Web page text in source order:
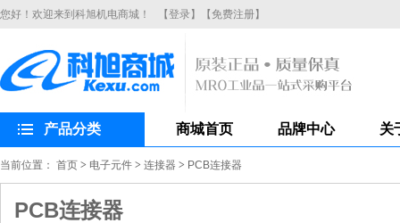
您好！欢迎来到科旭机电商城！ 【登录】 【免费注册】
产品分类 商城首页 品牌中心 关
当前位置： 首页 > 电子元件 > 连接器 > PCB连接器
PCB连接器